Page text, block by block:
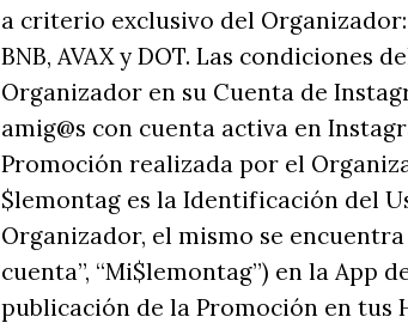
a criterio exclusivo del Organizador:
BNB, AVAX y DOT. Las condiciones
Organizador en su Cuenta de
amig@s con cuenta activa en
Promoción realizada por el
$lemontag es la Identificación del
Organizador, el mismo se
cuenta”, “Mi$lemontag”) en la App
publicación de la Promoción en tus